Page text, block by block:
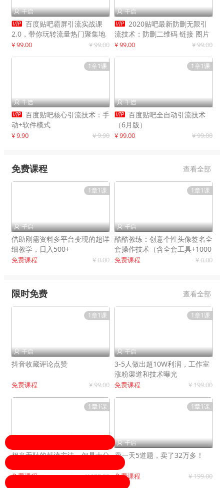
 千启
 百度贴吧霸屏引流实战课
2.0，带你玩转流量热门聚集地
¥ 99.00 ¥ 99.00
 千启
 2020贴吧最新防删无限引
流技术：防删二维码 链接 图片
制作
¥ 99.00 ¥ 99.00
1章1课
 千启
 百度贴吧核心引流技术：手
动+软件模式
¥ 9.90 ¥ 9.90
1章1课
 千启
 百度贴吧全自动引流技术
（6月版）
¥ 99.00 ¥ 99.00
免费课程 查看全部
1章1课
 千启
借助刚需资料多平台变现的超详
细教学，日入500+
免费课程 ¥ 0.00
1章1课
 千启
酷酷教练：创意个性头像签名全
套操作技术（含全套工具+1000
套模板）
免费课程 ¥ 0.00
限时免费 查看全部
1章1课
 千启
抖音收藏评论点赞
免费课程 ¥ 99.00
1章1课
 千启
3-5人做出超10W利润，工作室
涨粉渠道和技术曝光
免费课程 ¥ 199.00
1章1课
相当无耻的截流方法，但是十分
免费课程 ¥ 199.00
1章1课
 千启
卖一天5道题，卖了32万多！
免费课程 ¥ 199.00